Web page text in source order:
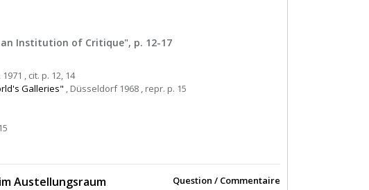
Institution of Critique", p. 12-17
, cit. p. 12, 14
Galleries" , Düsseldorf 1968 , repr. p. 15
Austellungsraum
Question / Commentaire